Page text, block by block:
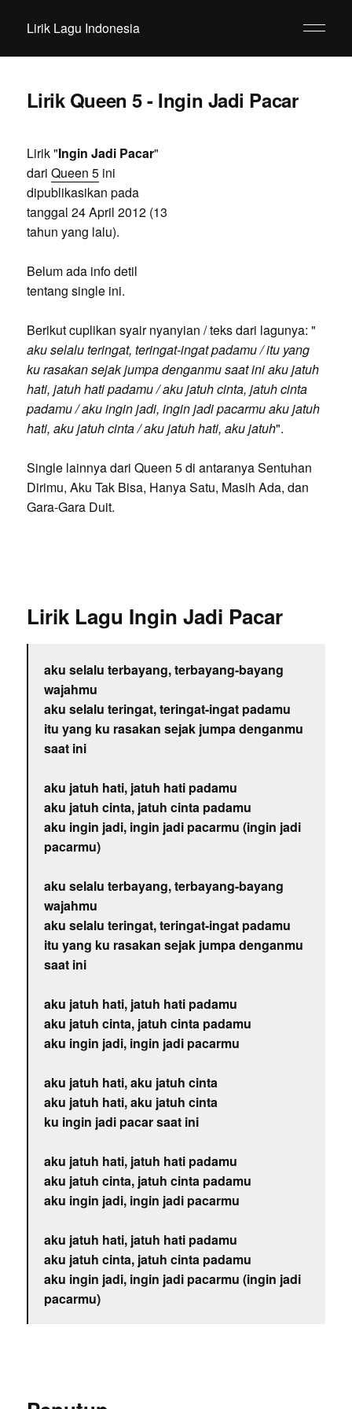
Lirik Lagu Indonesia
Lirik Queen 5 - Ingin Jadi Pacar
Lirik "Ingin Jadi Pacar"
dari Queen 5ini
dipublikasikan pada
tanggal 24 April 2012 (13
tahun yang lalu).
Belum ada info detil
tentang single ini.
Berikut cuplikan syair nyanyian / teks dari lagunya: "
aku selalu teringat, teringat-ingat padamu / itu yang
ku rasakan sejak jumpa denganmu saat ini aku jatuh
hati, jatuh hati padamu / aku jatuh cinta, jatuh cinta
padamu / aku ingin jadi, ingin jadi pacarmu aku jatuh
hati, aku jatuh cinta / aku jatuh hati, aku jatuh".
Single lainnya dari Queen 5 di antaranya Sentuhan
Dirimu, Aku Tak Bisa, Hanya Satu, Masih Ada, dan
Gara-Gara Duit.
Lirik Lagu Ingin Jadi Pacar
aku selalu terbayang, terbayang-bayang
wajahmu
aku selalu teringat, teringat-ingat padamu
itu yang ku rasakan sejak jumpa denganmu
saat ini
aku jatuh hati, jatuh hati padamu
aku jatuh cinta, jatuh cinta padamu
aku ingin jadi, ingin jadi pacarmu (ingin jadi
pacarmu)
aku selalu terbayang, terbayang-bayang
wajahmu
aku selalu teringat, teringat-ingat padamu
itu yang ku rasakan sejak jumpa denganmu
saat ini
aku jatuh hati, jatuh hati padamu
aku jatuh cinta, jatuh cinta padamu
aku ingin jadi, ingin jadi pacarmu
aku jatuh hati, aku jatuh cinta
aku jatuh hati, aku jatuh cinta
ku ingin jadi pacar saat ini
aku jatuh hati, jatuh hati padamu
aku jatuh cinta, jatuh cinta padamu
aku ingin jadi, ingin jadi pacarmu
aku jatuh hati, jatuh hati padamu
aku jatuh cinta, jatuh cinta padamu
aku ingin jadi, ingin jadi pacarmu (ingin jadi
pacarmu)